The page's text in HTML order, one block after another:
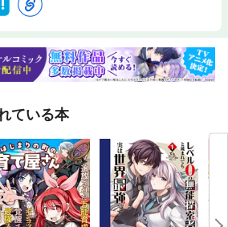
ている本